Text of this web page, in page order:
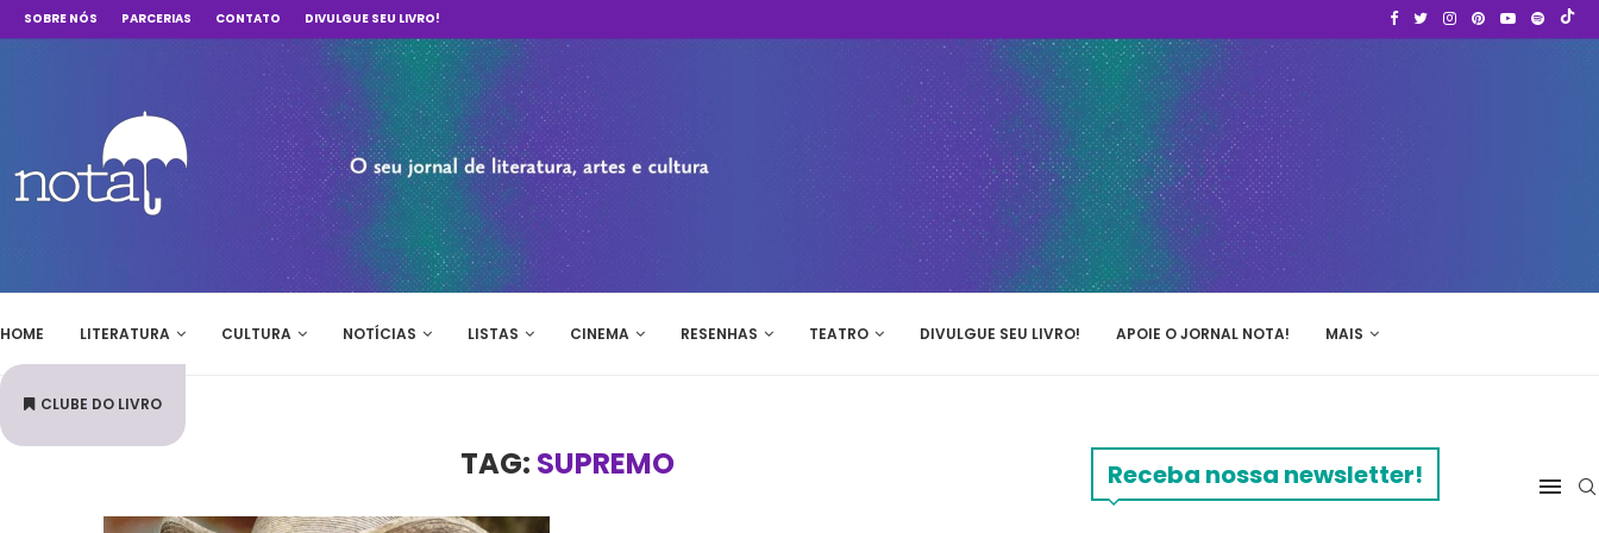
SOBRE NÓS PARCERIAS CONTATO DIVULGUE SEU LIVRO!
HOME LITERATURA CULTURA NOTÍCIAS LISTAS CINEMA RESENHAS TEATRO DIVULGUE SEU LIVRO! APOIE O JORNAL NOTA! MAIS
CLUBE DO LIVRO
TAG: SUPREMO Receba nossa newsletter!